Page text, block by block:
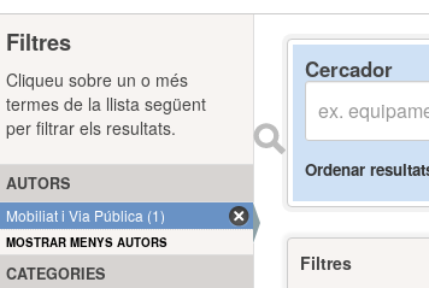
Cercador
Ordenar
Filtres
Filtres
Cliqueu sobre un o més
termes de la llista següent
per filtrar els resultats.
AUTORS
Mobiliat i Via Pública (1)
MOSTRAR MENYS AUTORS
CATEGORIES